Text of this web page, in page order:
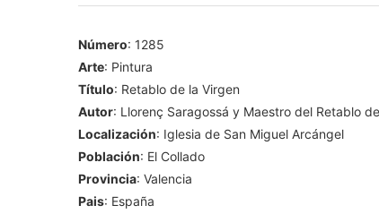
Número: 1285
Arte: Pintura
Título: Retablo de la Virgen
Autor: Llorenç Saragossá y Maestro del Retablo
Localización: Iglesia de San Miguel Arcángel
Población: El Collado
Provincia: Valencia
Pais: España